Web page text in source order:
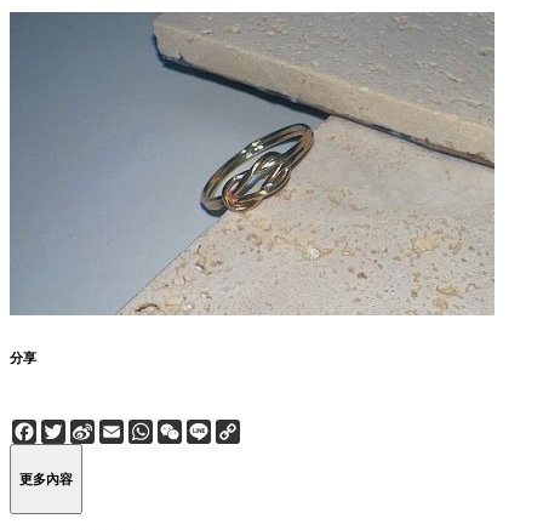
分享
Facebook
Twitter
Sina
Weibo
EmailWhatsApp
WeChat
Line
更多內容